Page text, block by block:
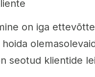
on iga
seotud klientide